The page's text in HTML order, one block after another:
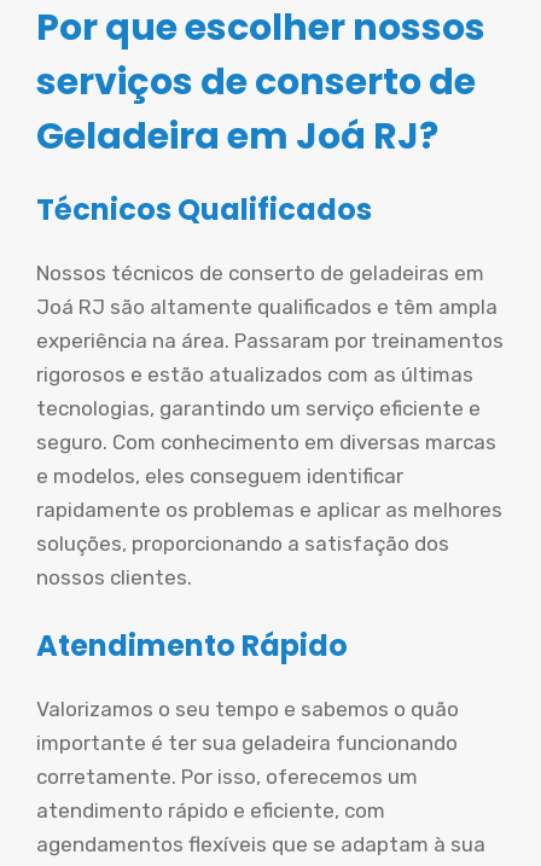
Por que escolher nossos
serviços de conserto de
Geladeira em Joá RJ?
Técnicos Qualificados
Nossos técnicos de conserto de geladeiras em
Joá RJ são altamente qualificados e têm ampla
experiência na área. Passaram por treinamentos
rigorosos e estão atualizados com as últimas
tecnologias, garantindo um serviço eficiente e
seguro. Com conhecimento em diversas marcas
e modelos, eles conseguem identificar
rapidamente os problemas e aplicar as melhores
soluções, proporcionando a satisfação dos
nossos clientes.
Atendimento Rápido
Valorizamos o seu tempo e sabemos o quão
importante é ter sua geladeira funcionando
corretamente. Por isso, oferecemos um
atendimento rápido e eficiente, com
agendamentos flexíveis que se adaptam à sua